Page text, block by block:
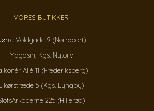
VORES BUTIKKER
Voldgade 9 (Nørreport)
Magasin, Kgs. Nytorv
Allé 11 (Frederiksberg)
5 (Kgs. Lyngby)
225 (Hillerød)